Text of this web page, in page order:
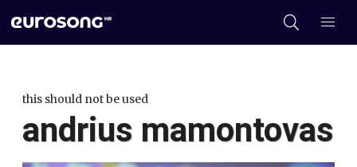
this should not be used
andrius mamontovas